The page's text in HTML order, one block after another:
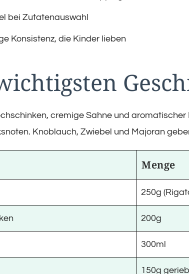
bei Zutatenauswahl
Konsistenz, die Kinder lieben
cremige Sahne und
Knoblauch, Zwiebel und Majoran
Menge
250g
200g
300ml
150g